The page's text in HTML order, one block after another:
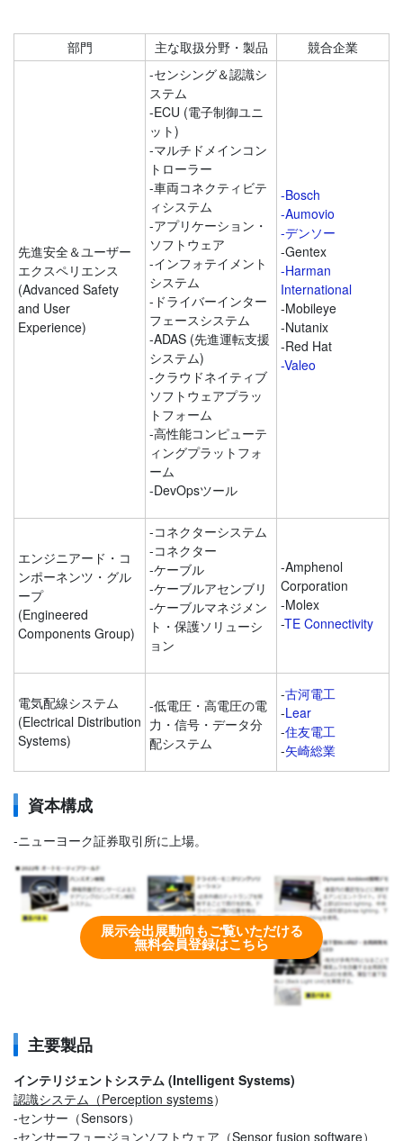
部門 主な取扱分野・製品 競合企業
先進安全＆ユーザー
エクスペリエンス
(Advanced Safety
and User
Experience)
-センシング＆認識シ
ステム
-ECU (電子制御ユニ
ット)
-マルチドメインコン
トローラー
-車両コネクティビテ
ィシステム
-アプリケーション・
ソフトウェア
-インフォテイメント
システム
-ドライバーインター
フェースシステム
-ADAS (先進運転支援
システム)
-クラウドネイティブ
ソフトウェアプラッ
トフォーム
-高性能コンピューテ
ィングプラットフォ
ーム
-DevOpsツール
-Bosch
-Aumovio
-デンソー
-Gentex
-Harman
International
-Mobileye
-Nutanix
-Red Hat
-Valeo
エンジニアード・コ
ンポーネンツ・グル
ープ
(Engineered
Components Group)
-コネクターシステム
-コネクター
-ケーブル
-ケーブルアセンブリ
-ケーブルマネジメン
ト・保護ソリューシ
ョン
-Amphenol
Corporation
-Molex
-TE Connectivity
電気配線システム
(Electrical Distribution
Systems)
-低電圧・高電圧の電
力・信号・データ分
配システム
-古河電工
-Lear
-住友電工
-矢崎総業
資本構成
-ニューヨーク証券取引所に上場。
展示会出展動向もご覧いただける
無料会員登録はこちら
主要製品
インテリジェントシステム (Intelligent Systems)
認識システム（Perception systems）
-センサー（Sensors）
-センサーフュージョンソフトウェア（Sensor fusion software）